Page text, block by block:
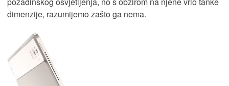
dimenzije, razumijemo zašto ga nema.